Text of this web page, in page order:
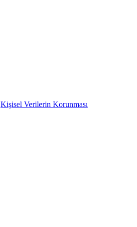
Kişisel Verilerin Korunması